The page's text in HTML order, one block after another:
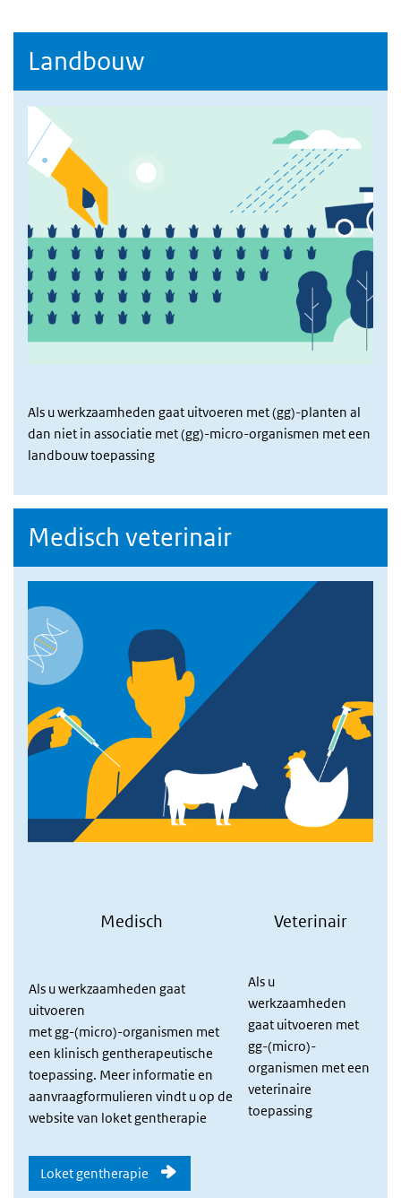
Landbouw
Als u werkzaamheden gaat uitvoeren met (gg)-planten al
dan niet in associatie met (gg)-micro-organismen met een
landbouw toepassing
Medisch veterinair
Medisch Veterinair
Als u werkzaamheden gaat
uitvoeren
met gg-(micro)-organismen met
een klinisch gentherapeutische
toepassing. Meer informatie en
aanvraagformulieren vindt u op de
website van loket gentherapie
Als u
werkzaamheden
gaat uitvoeren met
gg-(micro)-
organismen met een
veterinaire
toepassing
Loket gentherapie